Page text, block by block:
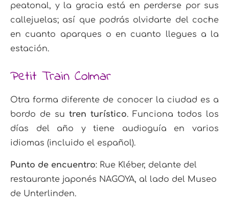
peatonal, y la gracia está en perderse por sus
callejuelas; así que podrás olvidarte del coche
en cuanto aparques o en cuanto llegues a la
estación.
Petit Train Colmar
Otra forma diferente de conocer la ciudad es a
bordo de su tren turístico. Funciona todos los
días del año y tiene audioguía en varios
idiomas (incluido el español).
Punto de encuentro: Rue Kléber, delante del
restaurante japonés NAGOYA, al lado del Museo
de Unterlinden.